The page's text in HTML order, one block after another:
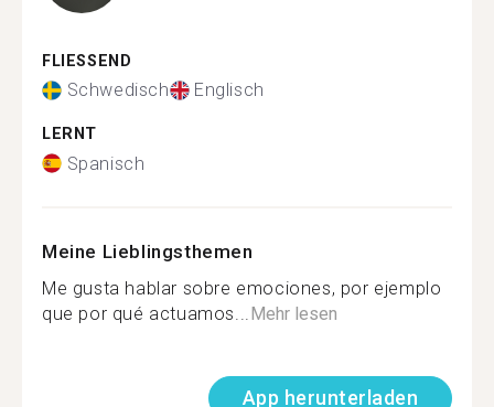
FLIESSEND
Schwedisch Englisch
LERNT
Spanisch
Meine Lieblingsthemen
Me gusta hablar sobre emociones, por ejemplo
que por qué actuamos... Mehr lesen
App herunterladen